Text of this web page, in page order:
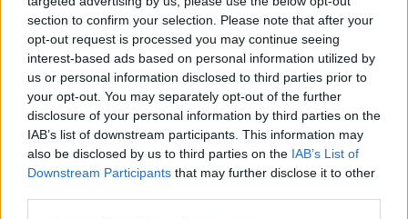
section to confirm your selection. Please note that after your
opt-out request is processed you may continue seeing
interest-based ads based on personal information utilized by
us or personal information disclosed to third parties prior to
your opt-out. You may separately opt-out of the further
disclosure of your personal information by third parties on the
IAB’s list of downstream participants. This information may
also be disclosed by us to third parties on the IAB’s List of
Downstream Participants that may further disclose it to other
НАЙ-ЧЕТЕНО ОТАПТЕКИ И
ОПТИКИ